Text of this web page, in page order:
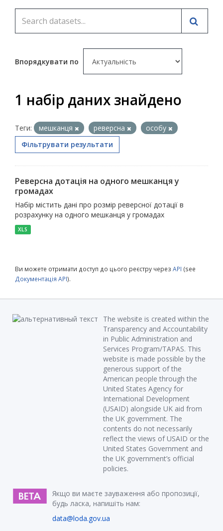
Впорядкувати по
1 набір даних знайдено
Теги: мешканця реверсна
особу
Фільтрувати результати
Реверсна дотація на одного мешканця у
громадах
Набір містить дані про розмір реверсної дотації в
розрахунку на одного мешканця у громадах
XLS
Ви можете отримати доступ до цього реєстру через API (see
Документація API).
The website is created within the
Transparency and Accountability
in Public Administration and
Services Program/TAPAS. This
website is made possible by the
generous support of the
American people through the
United States Agency for
International Development
(USAID) alongside UK aid from
the UK government. The
contents do not necessarily
reflect the views of USAID or the
United States Government and
the UK government’s official
policies.
Якщо ви маєте зауваження або пропозиції,
будь ласка, напишіть нам:
data@loda.gov.ua